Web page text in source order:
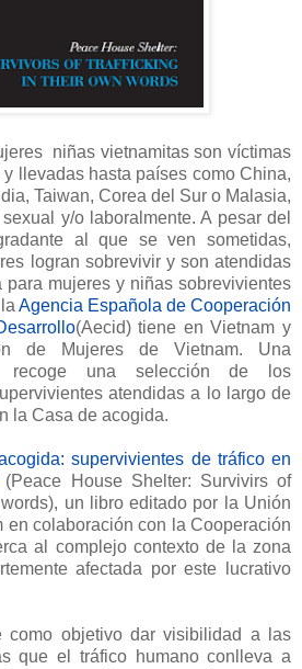
niñas vietnamitas son víctimas
llevadas hasta países como China,
Taiwan, Corea del Sur o Malasia,
y/o laboralmente. A pesar del
al que se ven sometidas,
logran sobrevivir y son atendidas
mujeres y niñas sobrevivientes
Agencia Española de Cooperación
(Aecid) tiene en Vietnam y
de Mujeres de Vietnam. Una
recoge una selección de los
atendidas a lo largo de
la Casa de acogida.
supervivientes de tráfico en
(Peace House Shelter: Survivirs of
un libro editado por la Unión
en colaboración con la Cooperación
al complejo contexto de la zona
afectada por este lucrativo
como objetivo dar visibilidad a las
que el tráfico humano conlleva a